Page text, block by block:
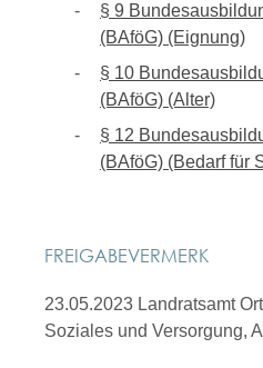
§ 9
(BAföG) (Eignung)
§ 10
(BAföG) (Alter)
§ 12
(BAföG) (Bedarf für
FREIGABEVERMERK
23.05.2023 Landratsamt
Soziales und Versorgung,